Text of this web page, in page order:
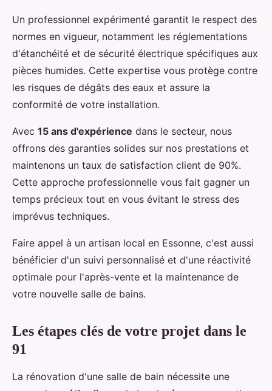
Un professionnel expérimenté garantit le respect des
normes en vigueur, notamment les réglementations
d'étanchéité et de sécurité électrique spécifiques aux
pièces humides. Cette expertise vous protège contre
les risques de dégâts des eaux et assure la
conformité de votre installation.
Avec 15 ans d'expérience dans le secteur, nous
offrons des garanties solides sur nos prestations et
maintenons un taux de satisfaction client de 90%.
Cette approche professionnelle vous fait gagner un
temps précieux tout en vous évitant le stress des
imprévus techniques.
Faire appel à un artisan local en Essonne, c'est aussi
bénéficier d'un suivi personnalisé et d'une réactivité
optimale pour l'après-vente et la maintenance de
votre nouvelle salle de bains.
Les étapes clés de votre projet dans le
91
La rénovation d'une salle de bain nécessite une